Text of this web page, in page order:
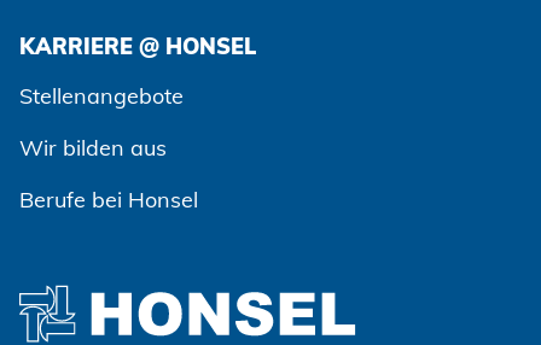
KARRIERE @ HONSEL
Stellenangebote
Wir bilden aus
Berufe bei Honsel